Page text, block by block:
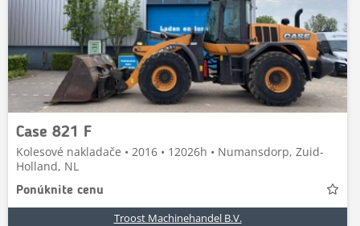
Case 821 F
Kolesové nakladače • 2016 • 12026h • Numansdorp, Zuid-
Holland, NL
Ponúknite cenu
Troost Machinehandel B.V.